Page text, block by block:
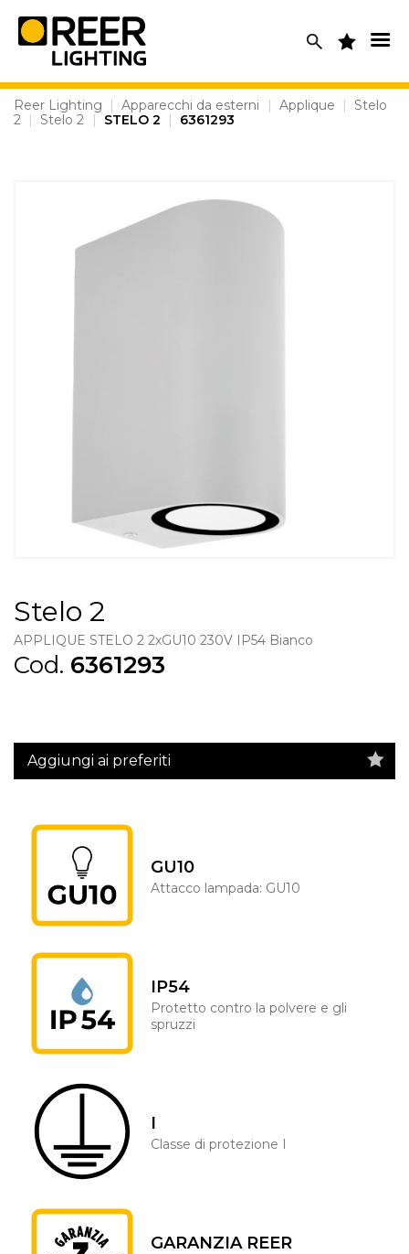
content
Reer Lighting | Apparecchi da esterni | Applique |
Stelo
2 | Stelo 2 | STELO 2 | 6361293
Stelo 2
APPLIQUE STELO 2 2xGU10 230V IP54 Bianco
Cod. 6361293
Aggiungi ai preferiti
GU10
Attacco lampada: GU10
IP54
Protetto contro la polvere e gli
spruzzi
I
Classe di protezione I
GARANZIA REER